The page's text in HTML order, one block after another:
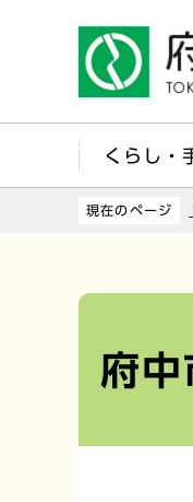
くらし・
現在のページ
府